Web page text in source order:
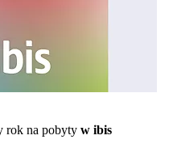
rok na pobyty w ibis